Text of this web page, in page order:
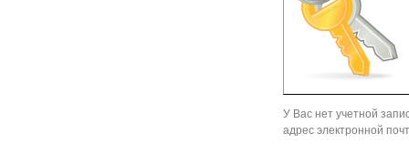
У Вас нет учетной
адрес электронной